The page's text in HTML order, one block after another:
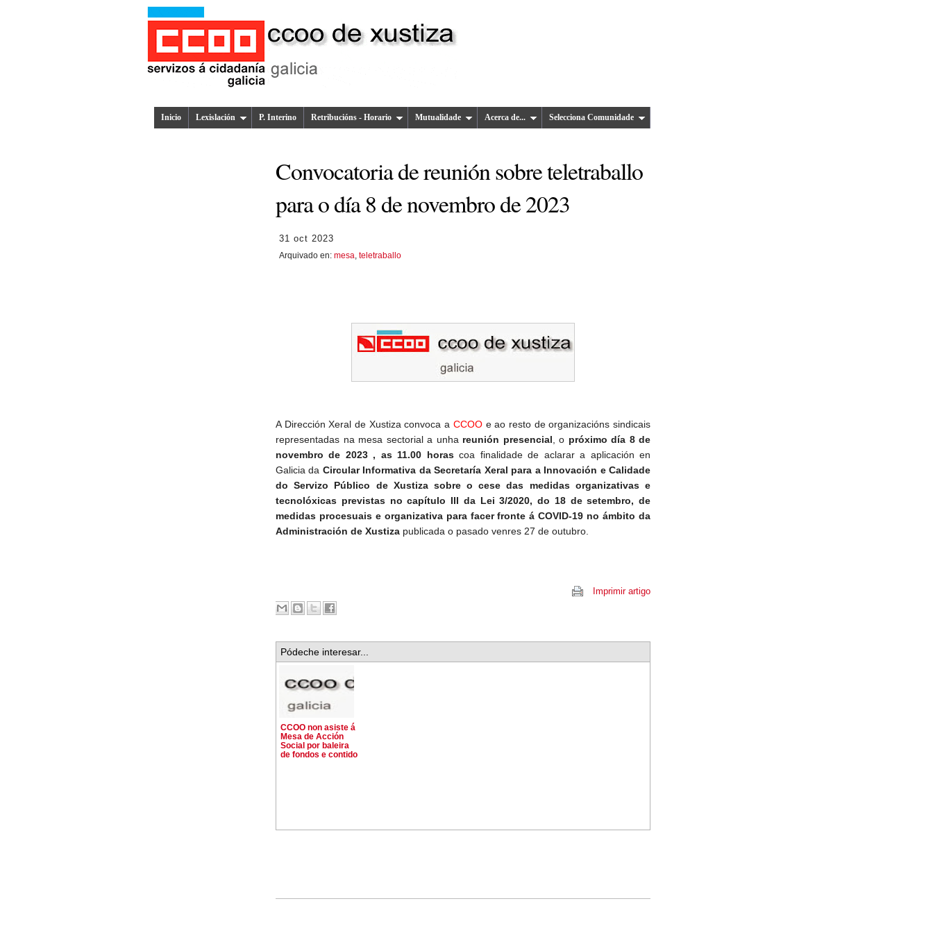
Inicio Lexislación P. Interino Retribucións - Horario Mutualidade Acerca de... Selecciona Comunidade
Convocatoria de reunión sobre teletraballo
para o día 8 de novembro de 2023
31 oct 2023
Arquivado en: mesa teletraballo
A Dirección Xeral de Xustiza convoca a CCOOe ao resto de organizacións sindicais
representadas na mesa sectorial a unha reunión presencial , o próximo día 8 de
novembro de 2023 , as 11.00 horascoa finalidade de aclarar a aplicación en
Galicia da Circular Informativa da Secretaría Xeral para a Innovación e Calidade
do Servizo Público de Xustiza sobre o cese das medidas organizativas e
tecnolóxicas previstas no capítulo III da Lei 3/2020, do 18 de setembro, de
medidas procesuais e organizativa para facer fronte á COVID-19 no ámbito da
Administración de Xustiza publicada o pasado venres 27 de outubro.
Imprimir artigo
Pódeche interesar...
CCOO non asiste á
Mesa de Acción
Social por baleira
de fondos e contido